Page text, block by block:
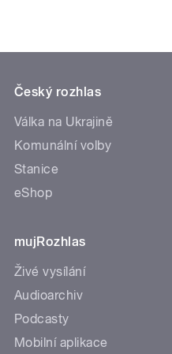
Český rozhlas
Válka na Ukrajině
Komunální volby
Stanice
eShop
mujRozhlas
Živé vysílání
Audioarchiv
Podcasty
Mobilní aplikace